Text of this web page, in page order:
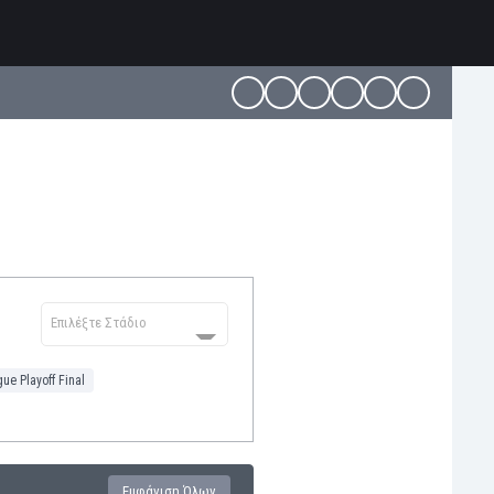
Επιλέξτε Στάδιο
Playoff Final
Εμφάνιση Όλων